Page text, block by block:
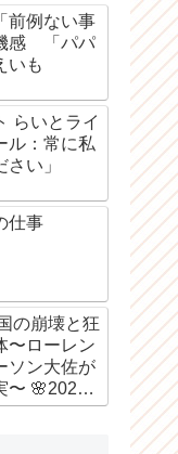
前例ない事
感 「パパ
いも
らいとライ
ル：常に私
い」
仕事
の崩壊と狂
〜ローレン
ソン大佐が
〜 🌸2026